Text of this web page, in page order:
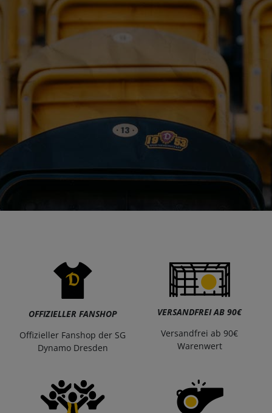
OFFIZIELLER FANSHOP
Offizieller Fanshop der SG
Dynamo Dresden
VERSANDFREI AB 90€
Versandfrei ab 90€
Warenwert